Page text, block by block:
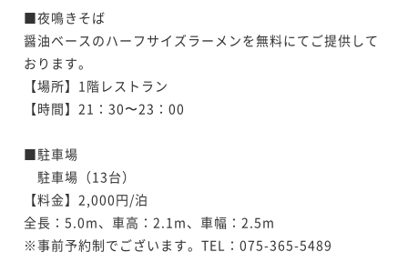
■夜鳴きそば
醤油ベースのハーフサイズラーメンを無料にてご提供して
おります。
【場所】1階レストラン
【時間】21：30〜23：00
■駐車場
駐車場（13台）
【料金】2,000円/泊
全長：5.0m、車高：2.1m、車幅：2.5m
※事前予約制でございます。TEL：075-365-5489